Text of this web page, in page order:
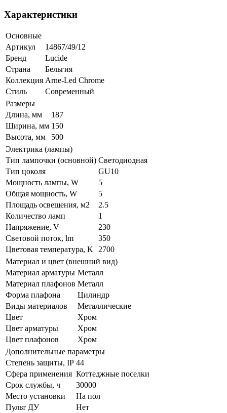
Характеристики
Основные
Артикул
14867/49/12
Бренд
Lucide
Страна
Бельгия
Коллекция Arne-Led Chrome
Стиль
Современный
Размеры
Длина, мм
187
Ширина, мм 150
Высота, мм
500
Электрика (лампы)
Тип лампочки (основной) Светодиодная
Тип цоколя
GU10
Мощность лампы, W
5
Общая мощность, W
5
Площадь освещения, м2
2.5
Количество ламп
1
Напряжение, V
230
Световой поток, lm
350
Цветовая температура, K
2700
Материал и цвет (внешний вид)
Материал арматуры Металл
Материал плафонов Металл
Форма плафона
Цилиндр
Виды материалов
Металлические
Цвет
Хром
Цвет арматуры
Хром
Цвет плафонов
Хром
Дополнительные параметры
Степень защиты, IP 44
Сфера применения Коттеджные поселки
Срок службы, ч
30000
Место установки
На пол
Пульт ДУ
Нет